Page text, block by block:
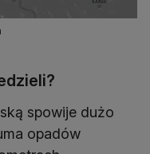
spowije dużo
opadów